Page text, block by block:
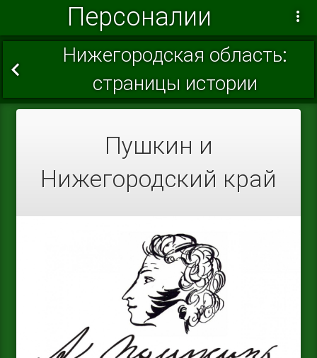
Персоналии
Нижегородская область:
страницы истории
Пушкин и
Нижегородский край